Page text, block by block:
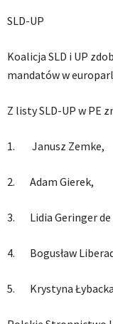
SLD-UP
Koalicja SLD i UP
mandatów w
Z listy SLD-UP w PE
1. Janusz Zemke,
2. Adam Gierek,
3. Lidia Geringer de
4. Bogusław
5. Krystyna